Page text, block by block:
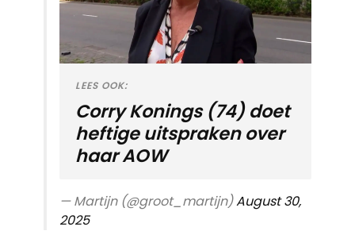
LEES OOK:
Corry Konings (74) doet
heftige uitspraken over
haar AOW
— Martijn (@groot_martijn)August 30,
2025